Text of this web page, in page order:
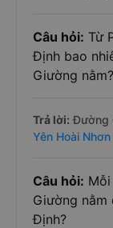
Câu hỏi: Từ
Định bao
Giường nằm?
Trả lời: Đường
Yên Hoài
Câu hỏi:
Giường nằm
Định?